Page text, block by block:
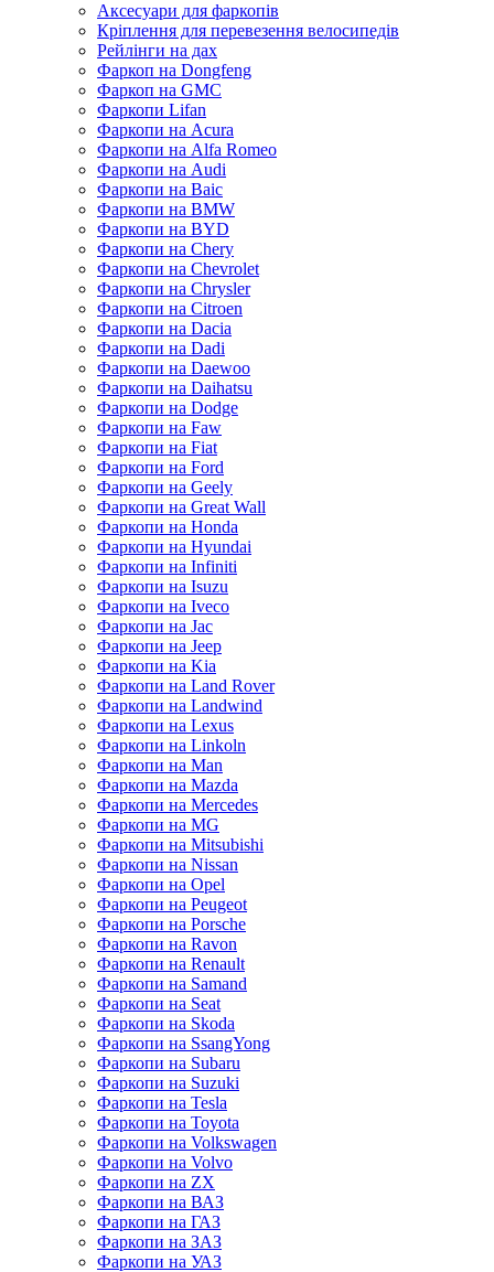
Аксесуари для фаркопів
Кріплення для перевезення велосипедів
Рейлінги на дах
Фаркоп на Dongfeng
Фаркоп на GMC
Фаркопи Lifan
Фаркопи на Acura
Фаркопи на Alfa Romeo
Фаркопи на Audi
Фаркопи на Baic
Фаркопи на BMW
Фаркопи на BYD
Фаркопи на Chery
Фаркопи на Chevrolet
Фаркопи на Chrysler
Фаркопи на Citroen
Фаркопи на Dacia
Фаркопи на Dadi
Фаркопи на Daewoo
Фаркопи на Daihatsu
Фаркопи на Dodge
Фаркопи на Faw
Фаркопи на Fiat
Фаркопи на Ford
Фаркопи на Geely
Фаркопи на Great Wall
Фаркопи на Honda
Фаркопи на Hyundai
Фаркопи на Infiniti
Фаркопи на Isuzu
Фаркопи на Iveco
Фаркопи на Jac
Фаркопи на Jeep
Фаркопи на Kia
Фаркопи на Land Rover
Фаркопи на Landwind
Фаркопи на Lexus
Фаркопи на Linkoln
Фаркопи на Man
Фаркопи на Mazda
Фаркопи на Mercedes
Фаркопи на MG
Фаркопи на Mitsubishi
Фаркопи на Nissan
Фаркопи на Opel
Фаркопи на Peugeot
Фаркопи на Porsche
Фаркопи на Ravon
Фаркопи на Renault
Фаркопи на Samand
Фаркопи на Seat
Фаркопи на Skoda
Фаркопи на SsangYong
Фаркопи на Subaru
Фаркопи на Suzuki
Фаркопи на Tesla
Фаркопи на Toyota
Фаркопи на Volkswagen
Фаркопи на Volvo
Фаркопи на ZX
Фаркопи на ВАЗ
Фаркопи на ГАЗ
Фаркопи на ЗАЗ
Фаркопи на УАЗ